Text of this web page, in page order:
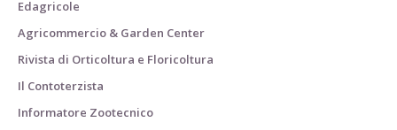
Edagricole
Agricommercio & Garden Center
Rivista di Orticoltura e Floricoltura
Il Contoterzista
Informatore Zootecnico